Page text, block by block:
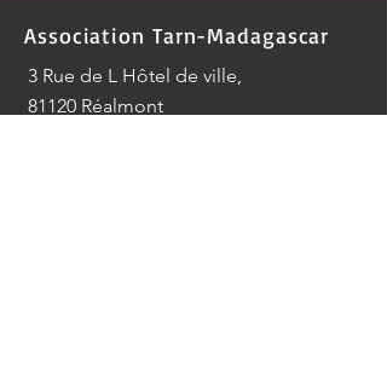
Association Tarn-Madagascar
3 Rue de L Hôtel de ville,
81120 Réalmont